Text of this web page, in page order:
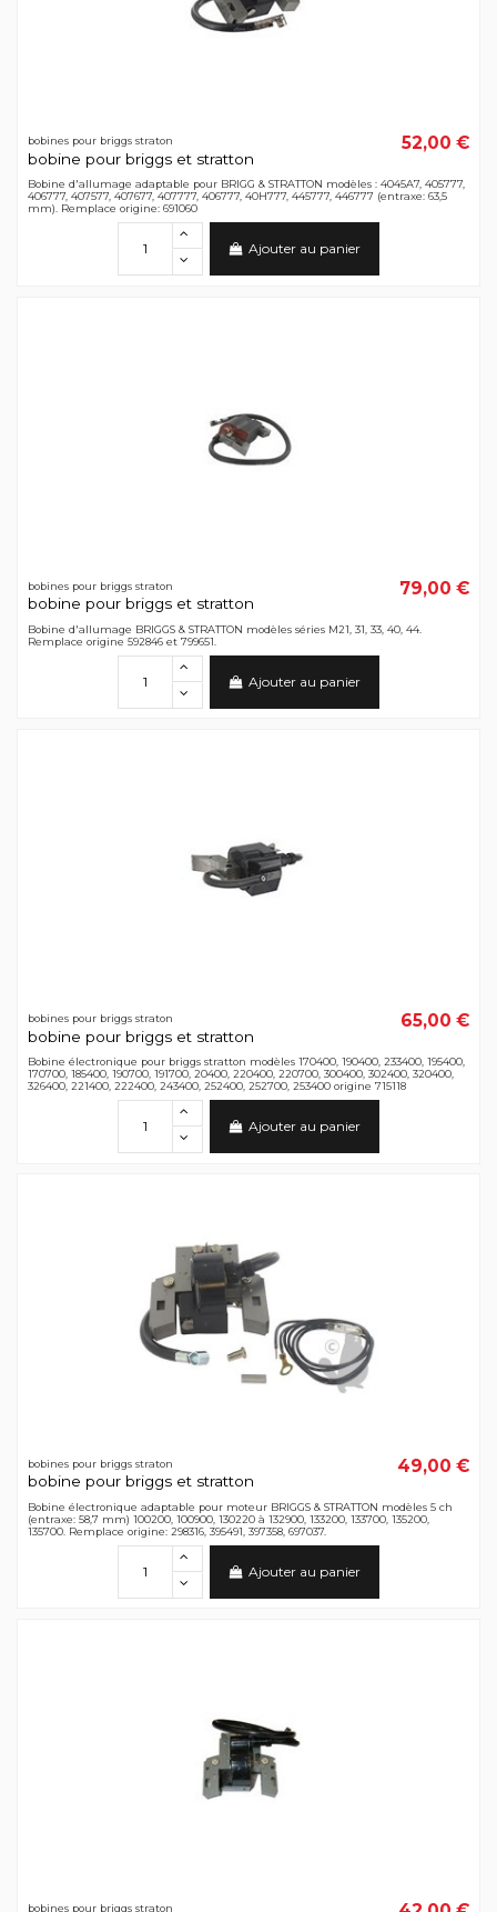
bobines pour briggs straton
bobine pour briggs et stratton
52,00 €
Bobine d'allumage adaptable pour BRIGG & STRATTON modèles : 4045A7, 405777,
406777, 407577, 407677, 407777, 406777, 40H777, 445777, 446777 (entraxe: 63,5
mm). Remplace origine: 691060
Ajouter au panier
bobines pour briggs straton
bobine pour briggs et stratton
79,00 €
Bobine d'allumage BRIGGS & STRATTON modèles séries M21, 31, 33, 40, 44.
Remplace origine 592846 et 799651.
Ajouter au panier
bobines pour briggs straton
bobine pour briggs et stratton
65,00 €
Bobine électronique pour briggs stratton modèles 170400, 190400, 233400, 195400,
170700, 185400, 190700, 191700, 20400, 220400, 220700, 300400, 302400, 320400,
326400, 221400, 222400, 243400, 252400, 252700, 253400 origine 715118
Ajouter au panier
bobines pour briggs straton
bobine pour briggs et stratton
49,00 €
Bobine électronique adaptable pour moteur BRIGGS & STRATTON modèles 5 ch
(entraxe: 58,7 mm) 100200, 100900, 130220 à 132900, 133200, 133700, 135200,
135700. Remplace origine: 298316, 395491, 397358, 697037.
Ajouter au panier
bobines pour briggs straton